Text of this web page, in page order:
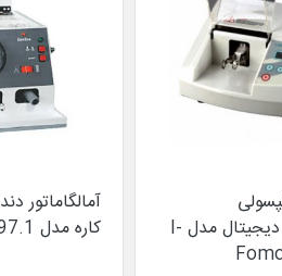
دندانپزشکی دیجیتال مدل I-
آمالگاماتور
کاره مدل B-1697.1 برند NF